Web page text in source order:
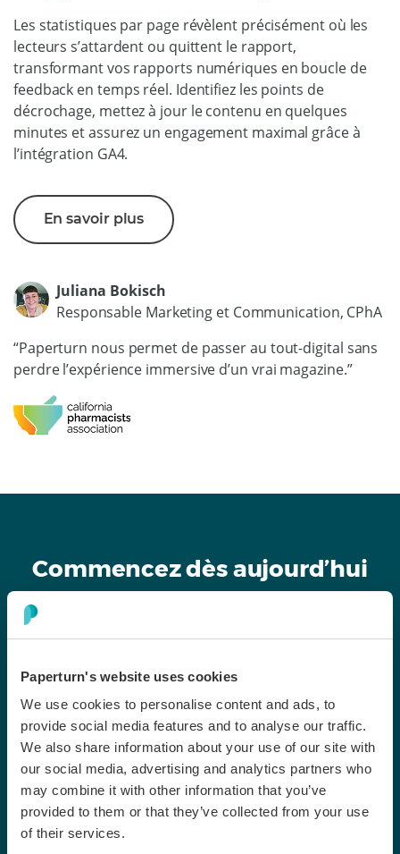
Paperturn's website uses cookies
We use cookies to personalise content and ads, to
provide social media features and to analyse our traffic.
We also share information about your use of our site with
our social media, advertising and analytics partners who
may combine it with other information that you’ve
provided to them or that they’ve collected from your use
of their services.
Les statistiques par page révèlent précisément où les
lecteurs s’attardent ou quittent le rapport,
transformant vos rapports numériques en boucle de
feedback en temps réel. Identifiez les points de
décrochage, mettez à jour le contenu en quelques
minutes et assurez un engagement maximal grâce à
l’intégration GA4.
En savoir plus
Juliana Bokisch
Responsable Marketing et Communication, CPhA
“Paperturn nous permet de passer au tout-digital sans
perdre l’expérience immersive d’un vrai magazine.”
Commencez dès aujourd’hui
avec des rapports numériques
sécurisés
Importez votre premier PDF et observez sa
transformation instantanée en rapport numérique
interactif et traçable. Créez un rapport annuel en ligne
dès aujourd’hui et démultipliez votre engagement.